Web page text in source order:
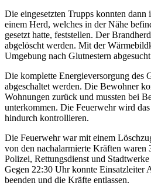
Die eingesetzten Trupps konnten dann
einem Herd, welches in der Nähe
gesetzt hatte, feststellen. Der
abgelöscht werden. Mit der
Umgebung nach Glutnestern
Die komplette Energieversorgung des
abgeschaltet werden. Die Bewohner
Wohnungen zurück und mussten bei
unterkommen. Die Feuerwehr wird
hindurch kontrollieren.
Die Feuerwehr war mit einem
von den nachalarmierte Kräften waren
Polizei, Rettungsdienst und
Gegen 22:30 Uhr konnte Einsatzleiter
beenden und die Kräfte entlassen.